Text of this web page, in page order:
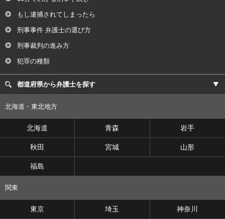
もし逮捕されてしまったら
刑事事件 弁護士の選び方
刑事裁判の進み方
犯罪の種類
都道府県から弁護士を探す
北海道・東北地方
北海道 青森 岩手
秋田 宮城 山形
福島
関東
東京 埼玉 神奈川